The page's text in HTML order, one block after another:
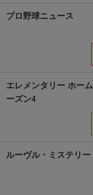
プロ野球ニュース
エレメンタリー ホー
ーズン4
ルーヴル・ミステリ